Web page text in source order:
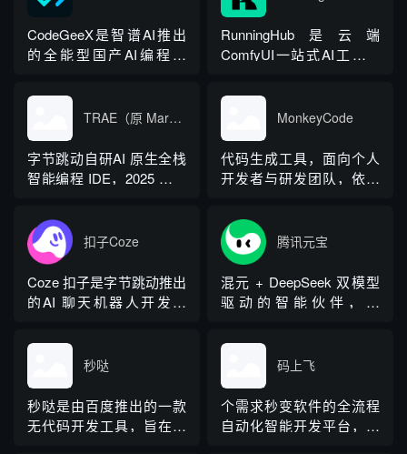
混元、DeepSeek 大模
型，打通需求、设计、编
码、测试、部署完整开发
智能编程平台，2025 年
10 月完成品牌全面升级，
推出 Quest 自主智能体、
CodeGeeX是智谱AI推出
的全能型国产AI编程助
依托自研代码大模型打
造，兼顾个人免费使用与
企业私有化部署。它深度
适配主流开发编辑器，支
持数十种编程语言，集成
RunningHub是云端
ComfyUI一站式AI工作流
GPU，无需本地部署环
境，支持在线编辑、运
行、分享AI工作流。平台
聚合多款主流大模型与
LoRA资源，覆盖图像、视
应用发布...
TRAE（原 MarsCode 编程助手）
字节跳动自研AI 原生全栈
智能编程 IDE，2025 年初
者、学生、企业研发团
队，国内版个人桌面端永
久免费
MonkeyCode
代码生成工具，面向个人
开发者与研发团队，依托
云端隔离环境实现全流程
智能化开发。
扣子Coze
Coze 扣子是字节跳动推出
的AI 聊天机器人开发平
GPTs
腾讯元宝
混元 + DeepSeek 双模型
驱动的智能伙伴，网
析、写作编程、学习规划
一网打尽！
秒哒
秒哒是由百度推出的一款
无代码开发工具，旨在通
码上飞
个需求秒变软件的全流程
自动化智能开发平台，码